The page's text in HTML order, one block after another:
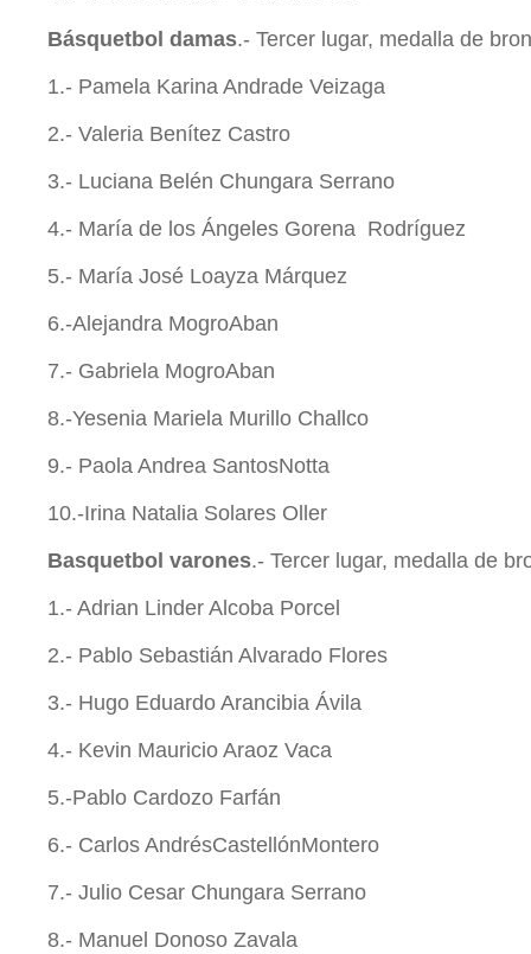
Básquetbol damas.- Tercer lugar, medalla de
1.- Pamela Karina Andrade Veizaga
2.- Valeria Benítez Castro
3.- Luciana Belén Chungara Serrano
4.- María de los Ángeles Gorena Rodríguez
5.- María José Loayza Márquez
6.-Alejandra MogroAban
7.- Gabriela MogroAban
8.-Yesenia Mariela Murillo Challco
9.- Paola Andrea SantosNotta
10.-Irina Natalia Solares Oller
Basquetbol varones.- Tercer lugar, medalla de
1.- Adrian Linder Alcoba Porcel
2.- Pablo Sebastián Alvarado Flores
3.- Hugo Eduardo Arancibia Ávila
4.- Kevin Mauricio Araoz Vaca
5.-Pablo Cardozo Farfán
6.- Carlos AndrésCastellónMontero
7.- Julio Cesar Chungara Serrano
8.- Manuel Donoso Zavala